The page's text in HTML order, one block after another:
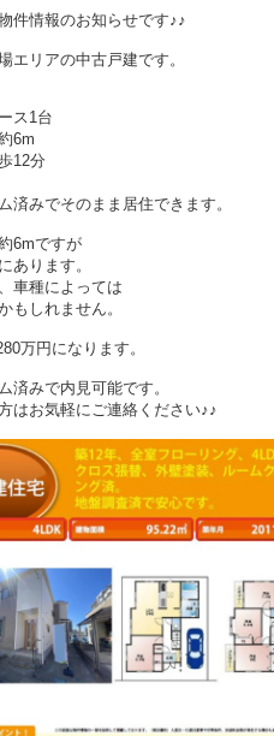
件情報のお知らせです♪♪
エリアの中古戸建です。
ス1台
6m
12分
済みでそのまま居住できます。
6mですが
あります。
車種によっては
もしれません。
万円になります。
済みで内見可能です。
はお気軽にご連絡ください♪♪